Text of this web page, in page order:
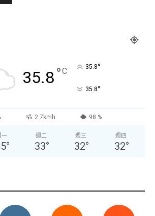
35.8°C 35.8°
35.8°
2.7kmh 98 %
一
°
週二
33°
週三
32°
週四
32°